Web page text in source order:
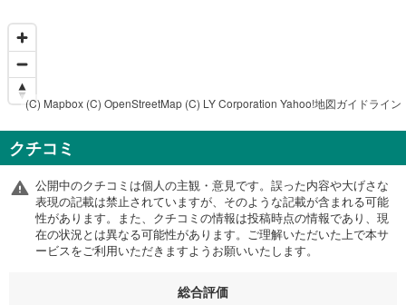
(C) Mapbox (C) OpenStreetMap (C) LY Corporation Yahoo!地図ガイドライン
クチコミ
公開中のクチコミは個人の主観・意見です。誤った内容や大げさな
表現の記載は禁止されていますが、そのような記載が含まれる可能
性があります。また、クチコミの情報は投稿時点の情報であり、現
在の状況とは異なる可能性があります。ご理解いただいた上で本サ
ービスをご利用いただきますようお願いいたします。
総合評価